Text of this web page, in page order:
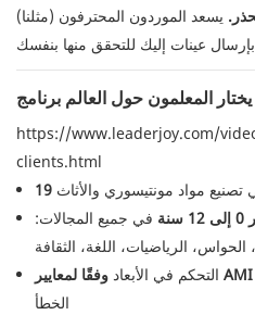
يسعد الموردون المحترفون (مثلنا)
https://www.leaderjoy.com/
clients.html
مواد مونتيسوري والأثاث
في جميع المجالات:
الحواس، الرياضيات، اللغة، الثقافة
التحكم في الأبعاد وفقًا لمعايير AMIفي
الخطأ